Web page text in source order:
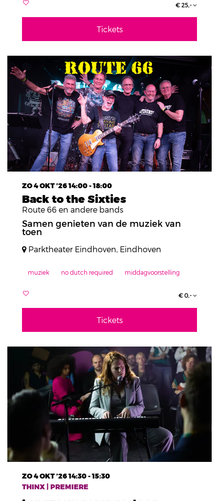
€ 25,-
Tickets
Back to the Sixties
Route 66 en andere bands
ZO 4 OKT ’2614:00 - 18:00
Samen genieten van de muziek van
toen
Parktheater Eindhoven, Eindhoven
muziek no dutch required middagvoorstelling
€ 0,-
Tickets
THINX | PREMIERE
ZO 4 OKT ’2614:30 - 15:30